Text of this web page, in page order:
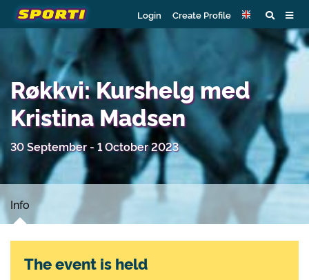
Login Create Profile
Røkkvi: Kurshelg med
Kristina Madsen
30 September - 1 October 2023
Info
The event is held